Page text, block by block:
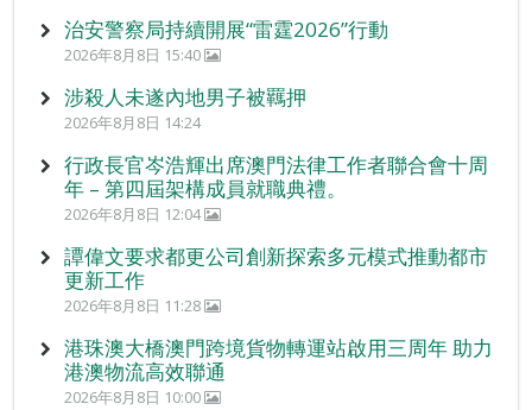
治安警察局持續開展“雷霆2026”行動
2026年8月8日 15:40
涉殺人未遂內地男子被羈押
2026年8月8日 14:24
行政長官岑浩輝出席澳門法律工作者聯合會十周
年 – 第四屆架構成員就職典禮。
2026年8月8日 12:04
譚偉文要求都更公司創新探索多元模式推動都市
更新工作
2026年8月8日 11:28
港珠澳大橋澳門跨境貨物轉運站啟用三周年 助力
港澳物流高效聯通
2026年8月8日 10:00